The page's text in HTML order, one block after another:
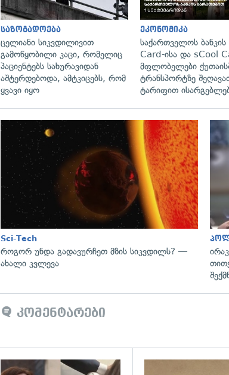
საზოგადოება
ცელიანი სიკვდილივით
გამოწყობილი კაცი, რომელიც
პაციენტებს სახურავიდან
აშტერდებოდა, ამტკიცებს, რომ
ყვავი იყო
ეკონომიკა
საქართველოს
Card-ისა და sCool
მფლობელები
ტრანსპორტზე
ტარიფით
Sci-Tech
როგორ უნდა გადავურჩეთ მზის სიკვდილს? —
ახალი კვლევა
კომენტარები